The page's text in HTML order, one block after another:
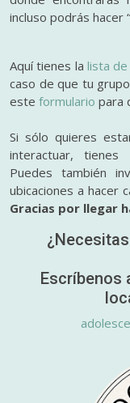
incluso podrás hacer
Aquí tienes lalista
caso de que tu
este formulario para
Si sólo quieres
interactuar, tienes
Puedes también
ubicaciones a hacer
Gracias por llegar
Escríbenos